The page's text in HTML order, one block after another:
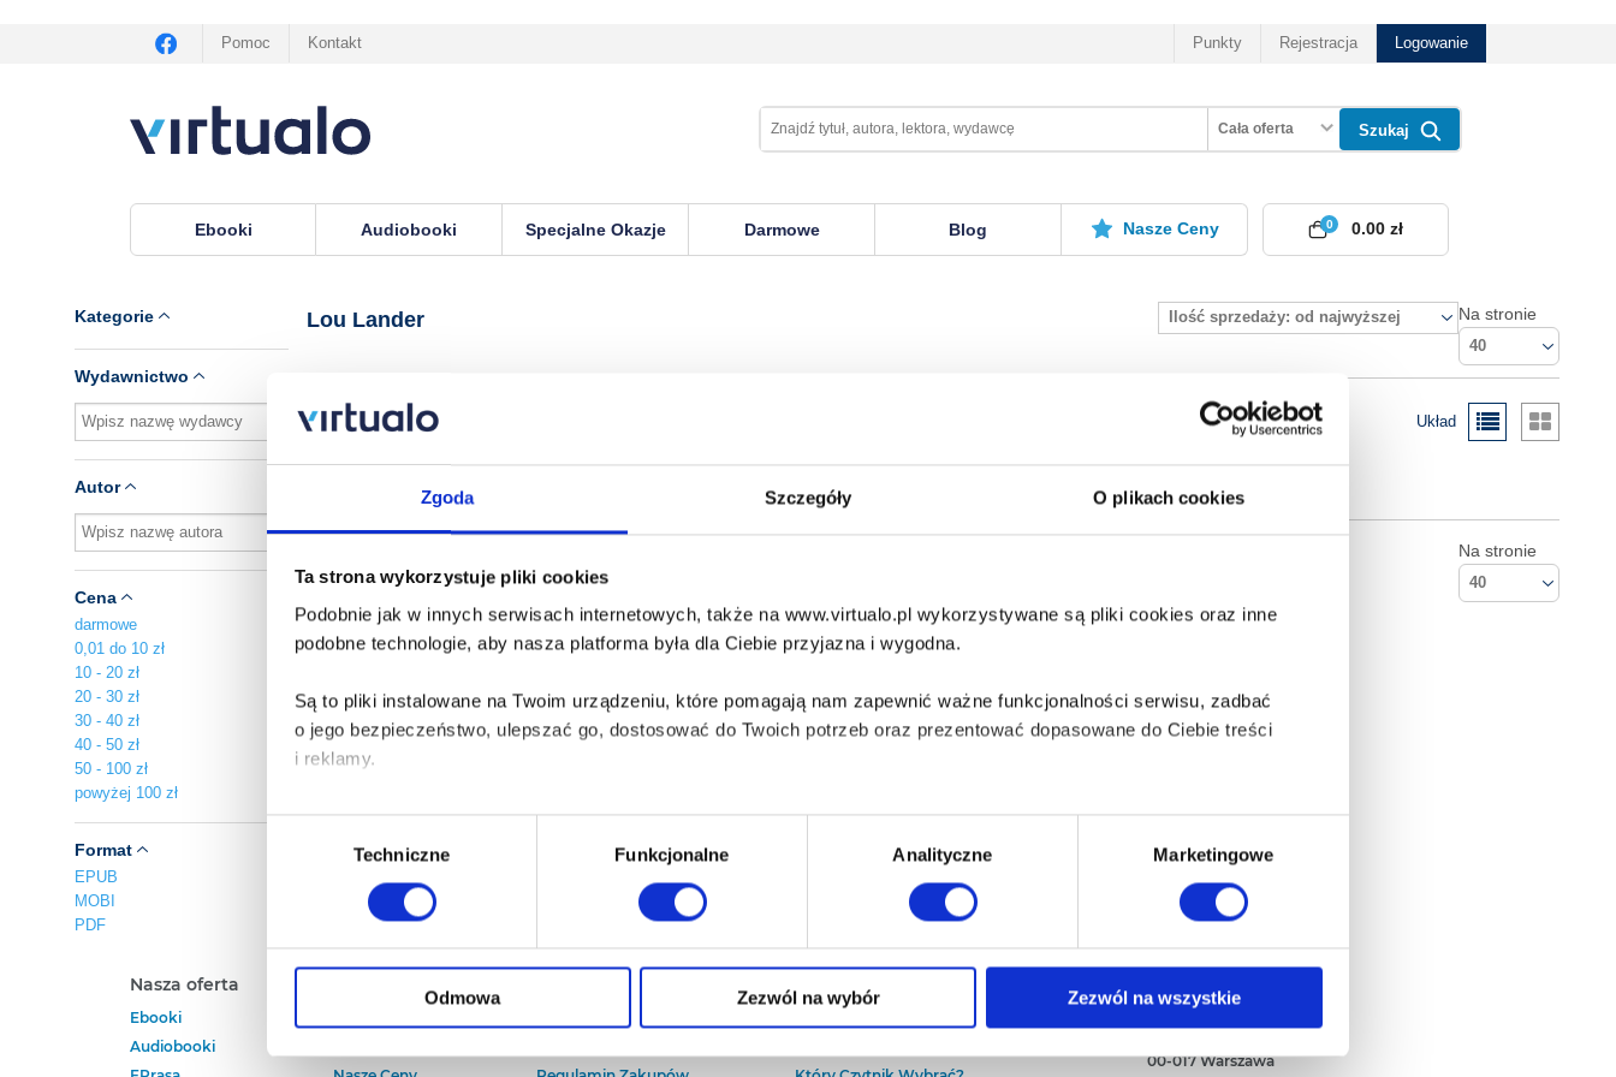
Zgoda Szczegóły O plikach cookies
Ta strona wykorzystuje pliki cookies
Podobnie jak w innych serwisach internetowych, także na www.virtualo.pl wykorzystywane są pliki cookies oraz inne
podobne technologie, aby nasza platforma była dla Ciebie przyjazna i wygodna.
Są to pliki instalowane na Twoim urządzeniu, które pomagają nam zapewnić ważne funkcjonalności serwisu, zadbać
o jego bezpieczeństwo, ulepszać go, dostosować do Twoich potrzeb oraz prezentować dopasowane do Ciebie treści
i reklamy.
Poza plikami, które są nam niezbędne do prawidłowego i bezpiecznego działania serwisu - są także takie, które wymagają
Twojej zgody.
Każda udzielona zgoda poprawi Twoje doświadczenia jeśli jesteś naszym Użytkownikiem.
Wybór
Techniczne Funkcjonalne Analityczne Marketingowe
Odmowa Zezwól na wybór Zezwól na wszystkie
Pomoc Kontakt Punkty Rejestracja Logowanie
Cała oferta Szukaj
Ebooki Audiobooki Specjalne Okazje Darmowe Blog Nasze Ceny 0
0.00 zł
Kategorie
Wydawnictwo
Autor
Cena
darmowe
0,01 do 10 zł
10 - 20 zł
20 - 30 zł
30 - 40 zł
40 - 50 zł
50 - 100 zł
powyżej 100 zł
Format
EPUB
MOBI
PDF
Lou Lander Ilość sprzedaży: od najwyższej Na stronie
40
Układ
Na stronie
40
Nasza oferta
Ebooki
Audiobooki
Baza wiedzy
Empik S.A
00-017 Warszawa